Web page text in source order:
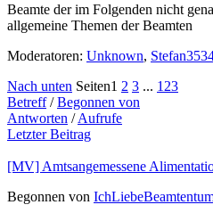
Beamte der im Folgenden nicht
allgemeine Themen der Beamten
Moderatoren: Unknown,
Nach unten Seiten1 2 3 ... 123
Betreff/Begonnen von
Antworten /Aufrufe
Letzter Beitrag
[MV] Amtsangemessene
Begonnen von